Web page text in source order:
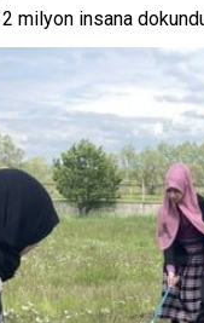
milyon insana